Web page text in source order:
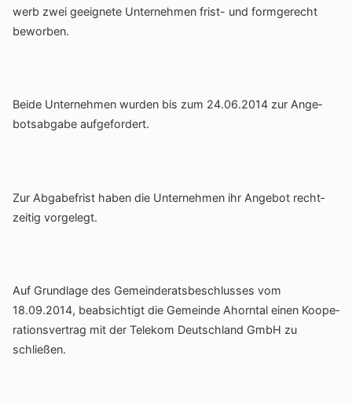
werb zwei geeig­nete Unter­nehmen frist- und form­ge­recht
beworben.
Beide Unter­nehmen wurden bis zum 24.06.2014 zur Ange­
bots­ab­gabe aufgefordert.
Zur Abga­be­frist haben die Unter­nehmen ihr Angebot recht­
zeitig vorgelegt.
Auf Grund­lage des Gemein­de­rats­be­schlusses vom
18.09.2014, beab­sich­tigt die Gemeinde Ahorntal einen Koope­
ra­ti­ons­ver­trag mit der Telekom Deutsch­land GmbH zu
schließen.